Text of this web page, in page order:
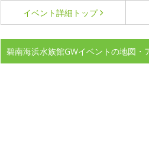
イベント詳細 トップ
碧南海浜水族館GWイベントの地図・